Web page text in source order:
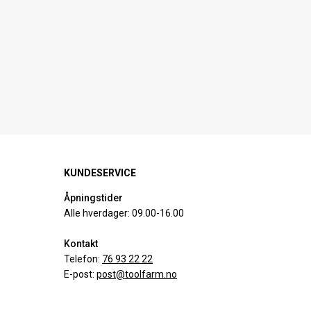
KUNDESERVICE
Åpningstider
Alle hverdager: 09.00-16.00
Kontakt
Telefon: 76 93 22 22
E-post: post@toolfarm.no